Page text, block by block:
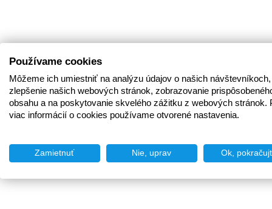
Používame cookies
Môžeme ich umiestniť na analýzu údajov o našich
zlepšenie našich webových stránok, zobrazovanie
obsahu a na poskytovanie skvelého zážitku z webových stránok.
viac informácií o cookies používame otvorené nastavenia.
Zamietnuť Nie, uprav Ok,